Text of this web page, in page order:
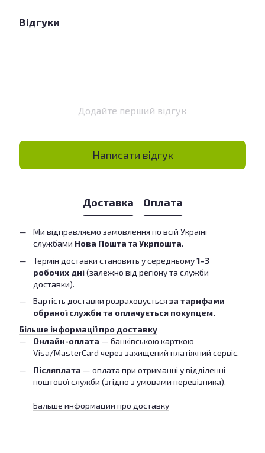
Відгуки
Додайте перший відгук
Написати відгук
Доставка Оплата
Ми відправляємо замовлення по всій Україні
службами Нова Пошта та Укрпошта.
Термін доставки становить у середньому1–3
робочих дні(залежно від регіону та служби
доставки).
Вартість доставки розраховується за тарифами
обраної служби та оплачується покупцем.
Більше інформації про доставку
Онлайн-оплата — банківською карткою
Visa/MasterCard через захищений платіжний сервіс.
Післяплата — оплата при отриманні у відділенні
поштової служби (згідно з умовами перевізника).
Бальше информации про доставку